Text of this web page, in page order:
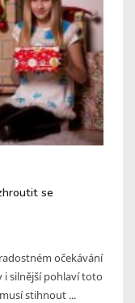
se
očekávání
i silnější pohlaví toto
stihnout ...